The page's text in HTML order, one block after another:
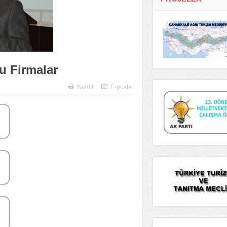
Firmalar
Yazdır E-posta